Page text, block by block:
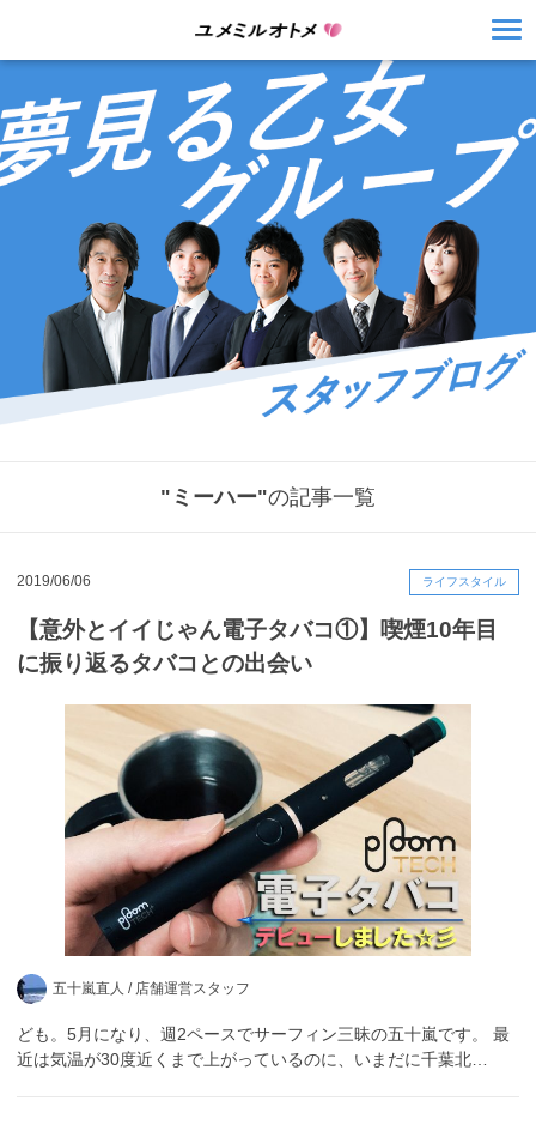
"ミーハー"の記事一覧
2019/06/06 ライフスタイル
【意外とイイじゃん電子タバコ①】喫煙10年目
に振り返るタバコとの出会い
五十嵐直人 / 店舗運営スタッフ
ども。5月になり、週2ペースでサーフィン三昧の五十嵐です。 最
近は気温が30度近くまで上がっているのに、いまだに千葉北…